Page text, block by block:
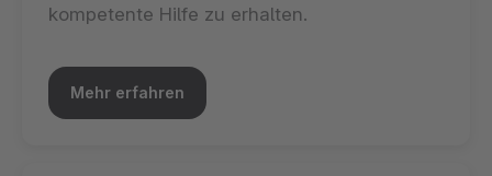
kompetente Hilfe zu erhalten.
Mehr erfahren